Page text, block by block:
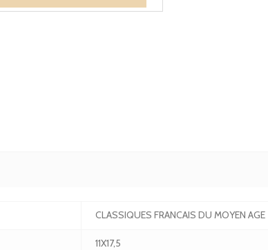
CLASSIQUES FRANCAIS DU MOYEN AGE
11X17,5